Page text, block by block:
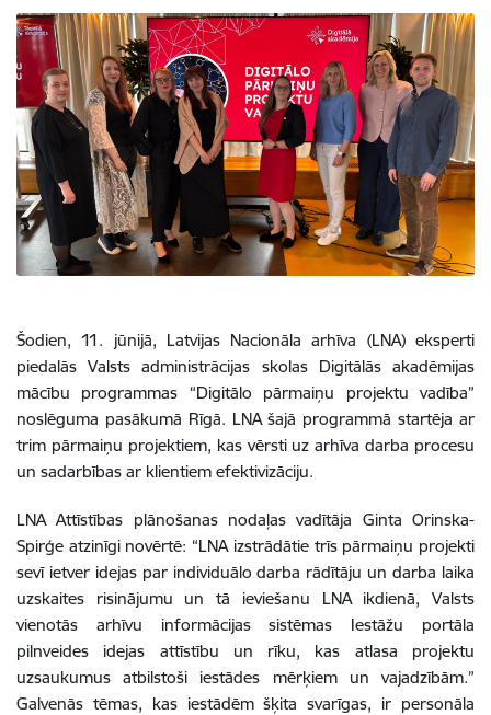
Šodien, 11. jūnijā, Latvijas Nacionāla arhīva (LNA) eksperti
piedalās Valsts administrācijas skolas Digitālās akadēmijas
mācību programmas “Digitālo pārmaiņu projektu vadība”
noslēguma pasākumā Rīgā. LNA šajā programmā startēja ar
trim pārmaiņu projektiem, kas vērsti uz arhīva darba procesu
un sadarbības ar klientiem efektivizāciju.
LNA Attīstības plānošanas nodaļas vadītāja Ginta Orinska-
Spirģe atzinīgi novērtē: “LNA izstrādātie trīs pārmaiņu projekti
sevī ietver idejas par individuālo darba rādītāju un darba laika
uzskaites risinājumu un tā ieviešanu LNA ikdienā, Valsts
vienotās arhīvu informācijas sistēmas Iestāžu portāla
pilnveides idejas attīstību un rīku, kas atlasa projektu
uzsaukumus atbilstoši iestādes mērķiem un vajadzībām.”
Galvenās tēmas, kas iestādēm šķita svarīgas, ir personāla